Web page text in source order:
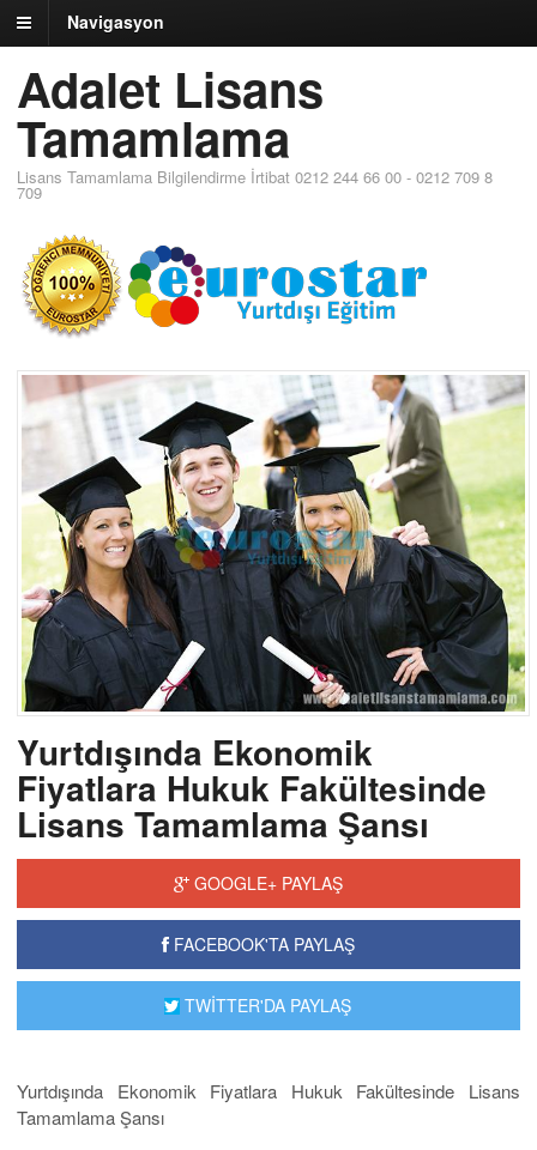
Navigasyon
Adalet Lisans
Tamamlama
Lisans Tamamlama Bilgilendirme İrtibat 0212 244 66 00 - 0212 709 8
709
Yurtdışında Ekonomik
Fiyatlara Hukuk Fakültesinde
Lisans Tamamlama Şansı
GOOGLE+ PAYLAŞ
FACEBOOK'TA PAYLAŞ
TWİTTER'DA PAYLAŞ
Yurtdışında Ekonomik Fiyatlara Hukuk Fakültesinde Lisans
Tamamlama Şansı